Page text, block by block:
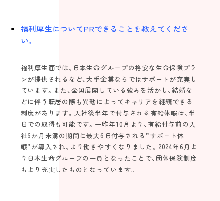
福利厚生についてPRできることを教えてくださ
い。
福利厚生面では、日本生命グループの格安な生命保険プラ
ンが提供されるなど、大手企業ならではサポートが充実し
ています。また、全国展開している強みを活かし、結婚な
どに伴う転居の際も異動によってキャリアを継続できる
制度があります。入社後半年で付与される有給休暇は、半
日での取得も可能です。一昨年10月より、有給付与前の入
社6か月未満の期間に最大6日付与される”サポート休
暇”が導入され、より働きやすくなりました。2024年6月よ
り日本生命グループの一員となったことで、団体保険制度
もより充実したものとなっています。